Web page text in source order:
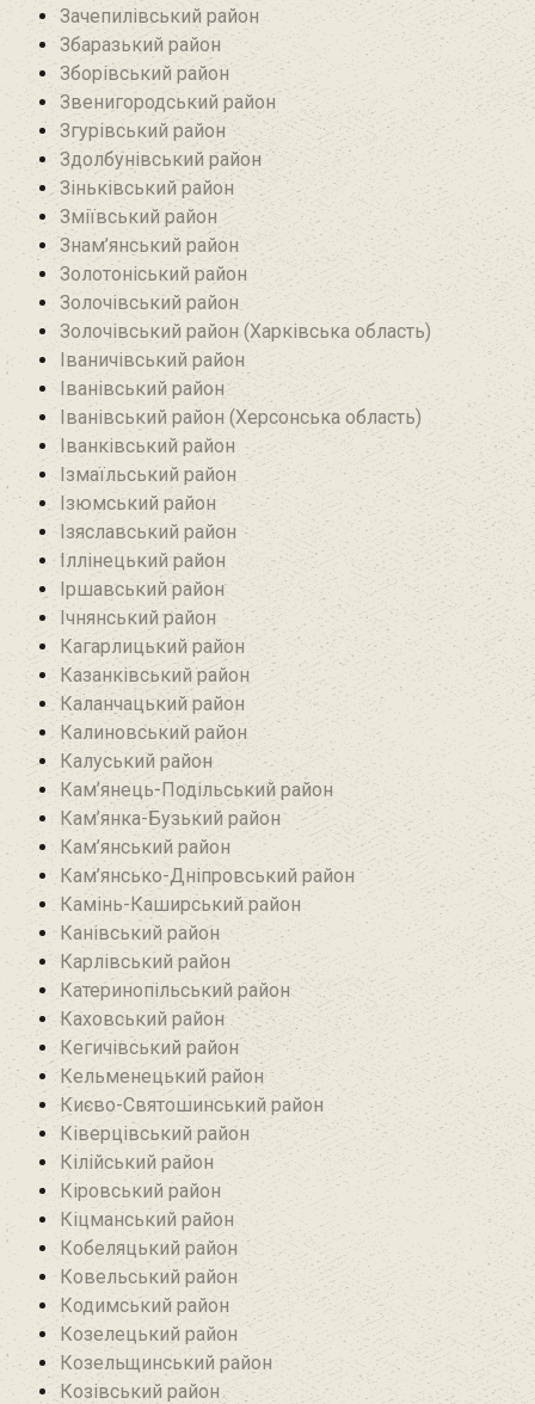
Зачепилівський район
Збаразький район‎
Зборівський район
Звенигородський район
Згурівський район
Здолбунівський район‎
Зіньківський район‎
Зміївський район
Знам’янський район
Золотоніський район
Золочівський район
Золочівський район (Харківська область)
Іваничівський район‎
Іванівський район
Іванівський район (Херсонська область)
Іванківський район
Ізмаїльський район
Ізюмський район
Ізяславський район
Іллінецький район
Іршавський район
Ічнянський район
Кагарлицький район
Казанківський район‎
Каланчацький район
Калиновський район
Калуський район
Кам’янець-Подільський район
Кам’янка-Бузький район
Кам’янський район
Кам’янсько-Дніпровський район‎
Камінь-Каширський район
Канівський район
Карлівський район
Катеринопільський район
Каховський район
Кегичівський район
Кельменецький район
Києво-Святошинський район
Ківерцівський район‎
Кілійський район
Кіровський район
Кіцманський район
Кобеляцький район‎
Ковельський район
Кодимський район
Козелецький район
Козельщинський район
Козівський район